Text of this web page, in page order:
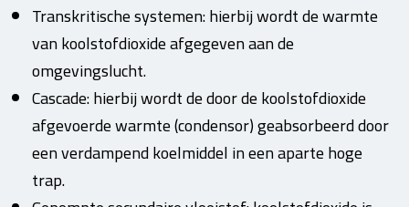
Transkritische systemen: hierbij wordt de warmte
van koolstofdioxide afgegeven aan de
omgevingslucht.
Cascade: hierbij wordt de door de koolstofdioxide
afgevoerde warmte (condensor) geabsorbeerd door
een verdampend koelmiddel in een aparte hoge
trap.